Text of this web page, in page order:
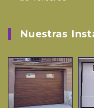
Nuestras